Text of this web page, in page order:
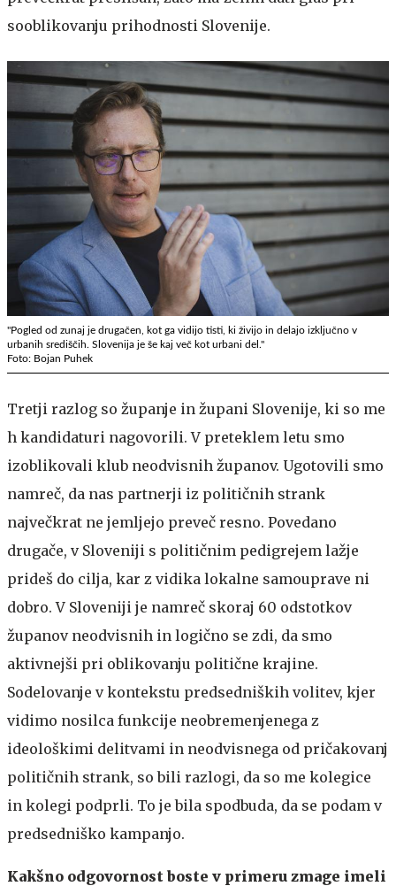
sooblikovanju prihodnosti Slovenije.
"Pogled od zunaj je drugačen, kot ga vidijo tisti, ki živijo in delajo izključno v
urbanih središčih. Slovenija je še kaj več kot urbani del."
Foto: Bojan Puhek
Tretji razlog so županje in župani Slovenije, ki so me
h kandidaturi nagovorili. V preteklem letu smo
izoblikovali klub neodvisnih županov. Ugotovili smo
namreč, da nas partnerji iz političnih strank
največkrat ne jemljejo preveč resno. Povedano
drugače, v Sloveniji s političnim pedigrejem lažje
prideš do cilja, kar z vidika lokalne samouprave ni
dobro. V Sloveniji je namreč skoraj 60 odstotkov
županov neodvisnih in logično se zdi, da smo
aktivnejši pri oblikovanju politične krajine.
Sodelovanje v kontekstu predsedniških volitev, kjer
vidimo nosilca funkcije neobremenjenega z
ideološkimi delitvami in neodvisnega od pričakovanj
političnih strank, so bili razlogi, da so me kolegice
in kolegi podprli. To je bila spodbuda, da se podam v
predsedniško kampanjo.
Kakšno odgovornost boste v primeru zmage imeli